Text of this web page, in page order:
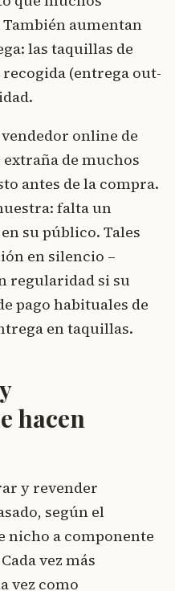
aumentan
las taquillas de
(entrega out-
online de
de muchos
antes de la compra.
falta un
su público. Tales
en silencio –
regularidad si su
pago habituales de
en taquillas.
hacen
y revender
según el
nicho a componente
vez más
vez como